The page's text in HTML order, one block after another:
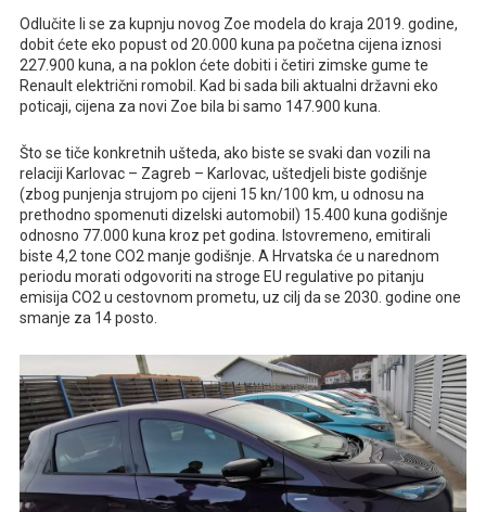
Odlučite li se za kupnju novog Zoe modela do kraja 2019. godine,
dobit ćete eko popust od 20.000 kuna pa početna cijena iznosi
227.900 kuna, a na poklon ćete dobiti i četiri zimske gume te
Renault električni romobil. Kad bi sada bili aktualni državni eko
poticaji, cijena za novi Zoe bila bi samo 147.900 kuna.
Što se tiče konkretnih ušteda, ako biste se svaki dan vozili na
relaciji Karlovac – Zagreb – Karlovac, uštedjeli biste godišnje
(zbog punjenja strujom po cijeni 15 kn/100 km, u odnosu na
prethodno spomenuti dizelski automobil) 15.400 kuna godišnje
odnosno 77.000 kuna kroz pet godina. Istovremeno, emitirali
biste 4,2 tone CO2 manje godišnje. A Hrvatska će u narednom
periodu morati odgovoriti na stroge EU regulative po pitanju
emisija CO2 u cestovnom prometu, uz cilj da se 2030. godine one
smanje za 14 posto.